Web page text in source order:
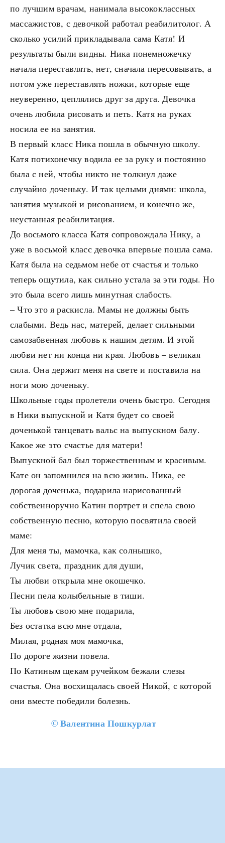
по лучшим врачам, нанимала высококлассных
массажистов, с девочкой работал реабилитолог. А
сколько усилий прикладывала сама Катя! И
результаты были видны. Ника понемножечку
начала переставлять, нет, сначала пересовывать, а
потом уже переставлять ножки, которые еще
неуверенно, цеплялись друг за друга. Девочка
очень любила рисовать и петь. Катя на руках
носила ее на занятия.
В первый класс Ника пошла в обычную школу.
Катя потихонечку водила ее за руку и постоянно
была с ней, чтобы никто не толкнул даже
случайно доченьку. И так целыми днями: школа,
занятия музыкой и рисованием, и конечно же,
неустанная реабилитация.
До восьмого класса Катя сопровождала Нику, а
уже в восьмой класс девочка впервые пошла сама.
Катя была на седьмом небе от счастья и только
теперь ощутила, как сильно устала за эти годы. Но
это была всего лишь минутная слабость.
– Что это я раскисла. Мамы не должны быть
слабыми. Ведь нас, матерей, делает сильными
самозабвенная любовь к нашим детям. И этой
любви нет ни конца ни края. Любовь – великая
сила. Она держит меня на свете и поставила на
ноги мою доченьку.
Школьные годы пролетели очень быстро. Сегодня
в Ники выпускной и Катя будет со своей
доченькой танцевать вальс на выпускном балу.
Какое же это счастье для матери!
Выпускной бал был торжественным и красивым.
Кате он запомнился на всю жизнь. Ника, ее
дорогая доченька, подарила нарисованный
собственноручно Катин портрет и спела свою
собственную песню, которую посвятила своей
маме:
Для меня ты, мамочка, как солнышко,
Лучик света, праздник для души,
Ты любви открыла мне окошечко.
Песни пела колыбельные в тиши.
Ты любовь свою мне подарила,
Без остатка всю мне отдала,
Милая, родная моя мамочка,
По дороге жизни повела.
По Катиным щекам ручейком бежали слезы
счастья. Она восхищалась своей Никой, с которой
они вместе победили болезнь.
©Валентина Пошкурлат